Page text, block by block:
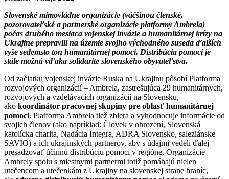
Slovenské mimovládne organizácie (väčšinou členské,
pozorovateľské a partnerské organizácie platformy Ambrela)
počas druhého mesiaca vojenskej invázie a humanitárnej krízy na
Ukrajine prepravili na územie svojho východného suseda ďalších
vyše sedemsto ton humanitárnej pomoci. Distribúcia pomoci je
stále možná vďaka solidarite slovenského obyvateľstva.
Od začiatku vojenskej invázie Ruska na Ukrajinu pôsobí Platforma
rozvojových organizácií – Ambrela, zastrešujúca 29 humanitárnych,
rozvojových a vzdelávacích organizácií na Slovensku,
ako koordinátor pracovnej skupiny pre oblasť humanitárnej
pomoci. Platforma Ambrela tiež zbiera a vyhodnocuje informácie od
svojich členov (ako napríklad: Človek v ohrození, Slovenská
katolícka charita, Nadácia Integra, ADRA Slovensko, saleziánske
SAVIO) a ich ukrajinských partnerov, aby s údajmi vedeli ďalej
presadzovať účinnú distribúciu pomoci v regióne. Organizácie
Ambrely spolu s miestnymi partnermi totiž pomáhajú nielen
utečencom a utečenkám z Ukrajiny na slovenskej strane hraníc,